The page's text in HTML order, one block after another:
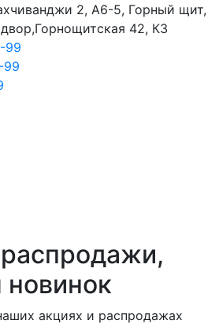
2, А6-5, Горный щит,
42, К3
99
99
акциях и распродажах